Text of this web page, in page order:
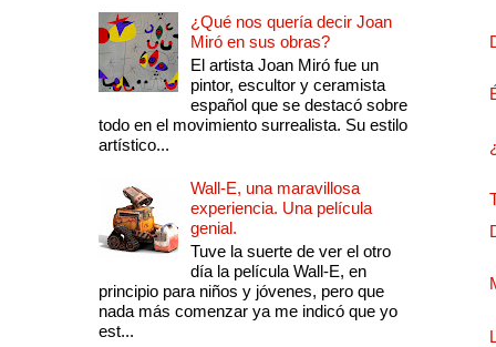
¿Qué nos quería decir Joan
Miró en sus obras?
El artista Joan Miró fue un
pintor, escultor y ceramista
español que se destacó sobre
todo en el movimiento surrealista. Su estilo
artístico...
Wall-E, una maravillosa
experiencia. Una película
genial.
Tuve la suerte de ver el otro
día la película Wall-E, en
principio para niños y jóvenes, pero que
nada más comenzar ya me indicó que yo
est...